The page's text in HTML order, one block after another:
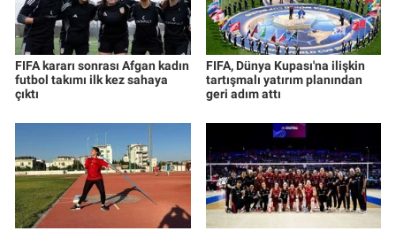
FIFA kararı sonrası Afgan kadın
futbol takımı ilk kez sahaya
çıktı
FIFA, Dünya Kupası'na ilişkin
tartışmalı yatırım planından
geri adım attı